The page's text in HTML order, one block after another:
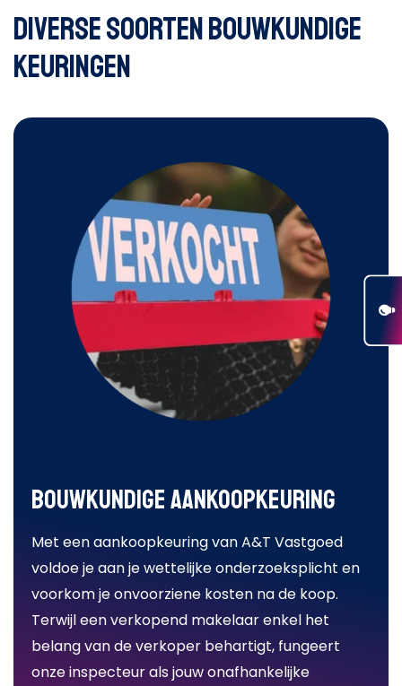
Diverse soorten bouwkundige
keuringen
Bouwkundige aankoopkeuring
Met een aankoopkeuring van A&T Vastgoed
voldoe je aan je wettelijke onderzoeksplicht en
voorkom je onvoorziene kosten na de koop.
Terwijl een verkopend makelaar enkel het
belang van de verkoper behartigt, fungeert
onze inspecteur als jouw onafhankelijke